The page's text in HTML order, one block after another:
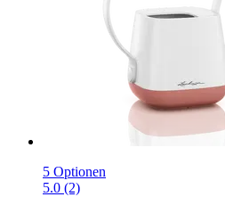
5 Optionen
5.0 (2)